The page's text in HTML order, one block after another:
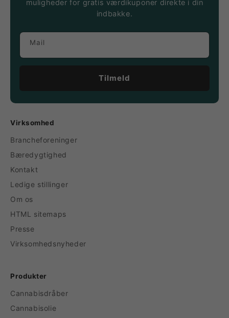
muligheder for gratis værdikuponer direkte i din
indbakke.
Mail
Tilmeld
Virksomhed
Brancheforeninger
Bæredygtighed
Kontakt
Ledige stillinger
Om os
HTML sitemaps
Presse
Virksomhedsnyheder
Produkter
Cannabisdråber
Cannabisolie